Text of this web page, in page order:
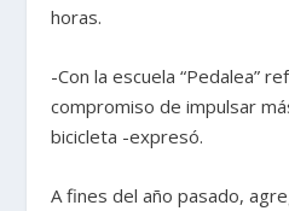
horas.
-Con la escuela “Pedalea”
compromiso de impulsar
bicicleta -expresó.
A fines del año pasado,